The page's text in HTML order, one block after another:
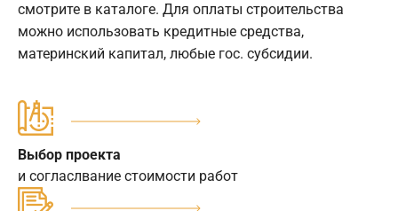
смотрите в каталоге. Для оплаты строительства
можно использовать кредитные средства,
материнский капитал, любые гос. субсидии.
Выбор проекта
и согласлвание стоимости работ